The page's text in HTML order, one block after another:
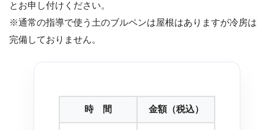
とお申し付けください。
※通常の指導で使う土のブルペンは屋根はありますが冷房は
完備しておりません。
時 間 金額（税込）